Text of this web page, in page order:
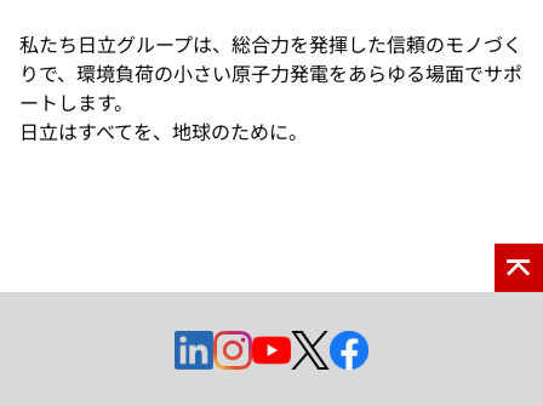
私たち日立グループは、総合力を発揮した信頼のモノづく
りで、環境負荷の小さい原子力発電をあらゆる場面でサポ
ートします。
日立はすべてを、地球のために。
新
し
新
し
新
し
新
し
新